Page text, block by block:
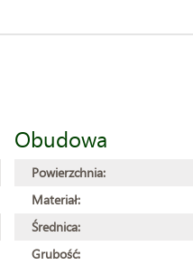
Obudowa
Powierzchnia:
Materiał:
Średnica:
Grubość: